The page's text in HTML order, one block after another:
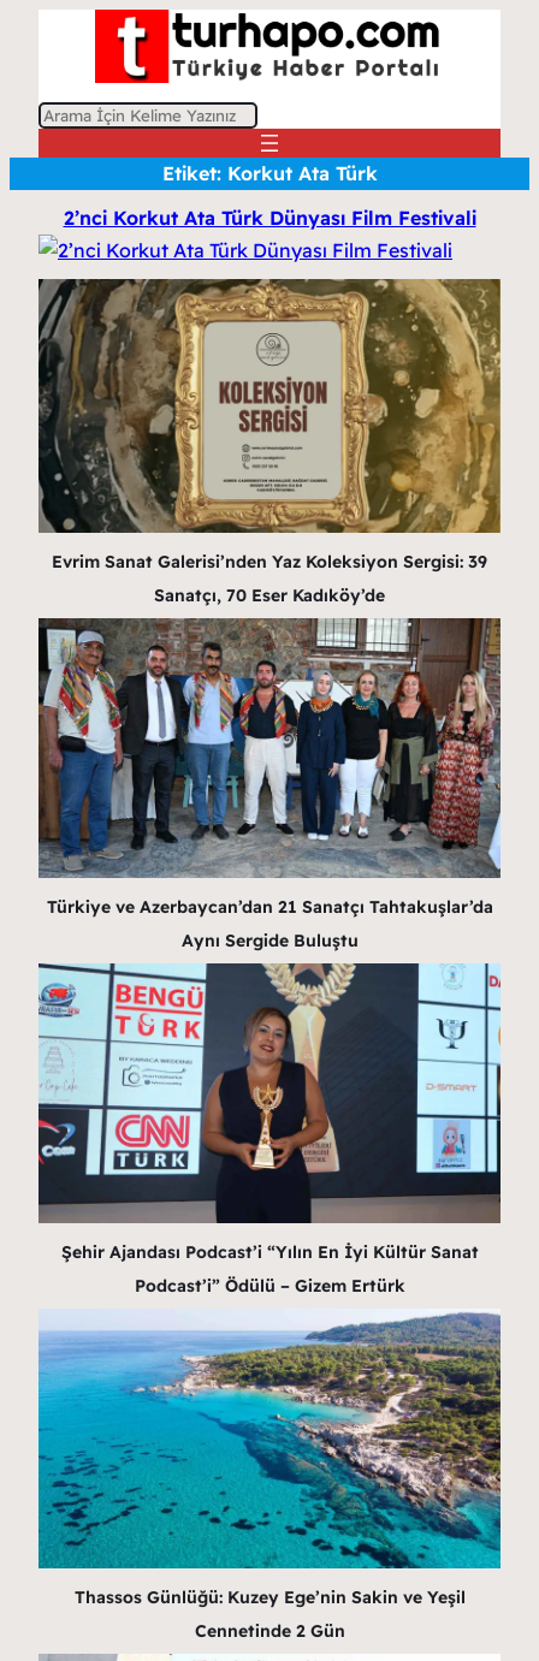
A
Etiket: Korkut Ata Türk
2’nci Korkut Ata Türk Dünyası Film Festivali
Evrim Sanat Galerisi’nden Yaz Koleksiyon Sergisi: 39
Sanatçı, 70 Eser Kadıköy’de
Türkiye ve Azerbaycan’dan 21 Sanatçı Tahtakuşlar’da
Aynı Sergide Buluştu
Şehir Ajandası Podcast’i “Yılın En İyi Kültür Sanat
Podcast’i” Ödülü – Gizem Ertürk
Thassos Günlüğü: Kuzey Ege’nin Sakin ve Yeşil
Cennetinde 2 Gün